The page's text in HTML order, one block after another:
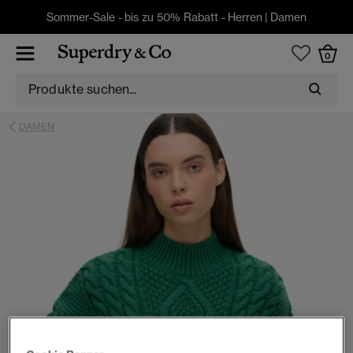
Sommer-Sale - bis zu 50% Rabatt - Herren | Damen
0
DAMEN